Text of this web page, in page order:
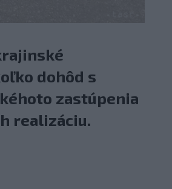
dohôd s
zastúpenia
realizáciu.